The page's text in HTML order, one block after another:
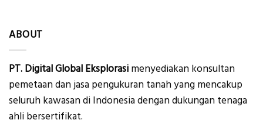
ABOUT
PT. Digital Global Eksplorasi menyediakan konsultan
pemetaan dan jasa pengukuran tanah yang mencakup
seluruh kawasan di Indonesia dengan dukungan tenaga
ahli bersertifikat.